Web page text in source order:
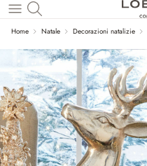
Torna al contenuto principale
Home Natale Decorazioni natalizie